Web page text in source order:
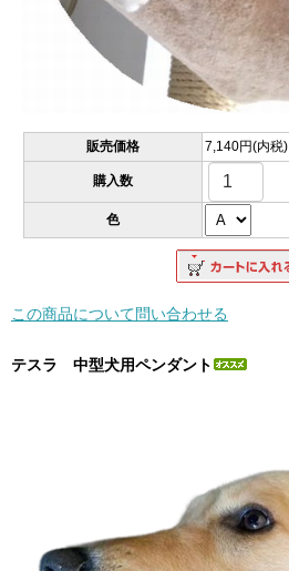
販売価格 7,140円(内税)
購入数
色
この商品について問い合わせる
テスラ 中型犬用ペンダント